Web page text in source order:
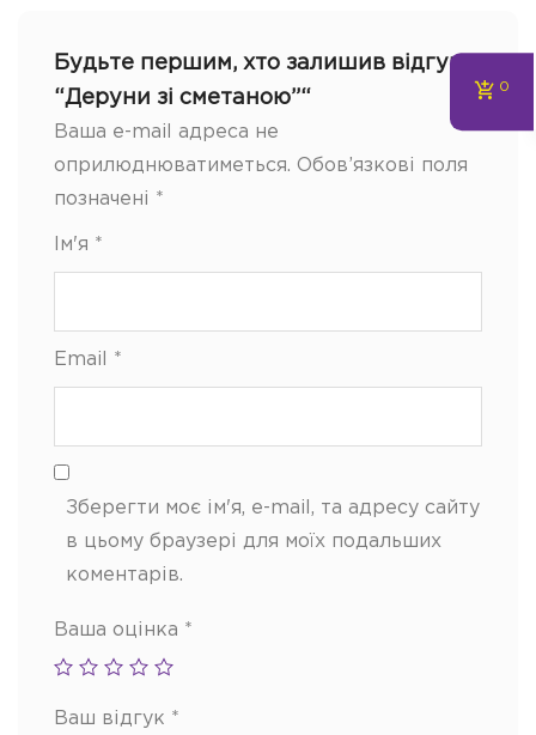
Будьте першим, хто залишив відгук
“Деруни зі сметаною”“
Ваша e-mail адреса не
оприлюднюватиметься. Обов’язкові поля
позначені *
Ім'я *
Email *
Зберегти моє ім'я, e-mail, та адресу сайту
в цьому браузері для моїх подальших
коментарів.
Ваша оцінка *
Ваш відгук *
0